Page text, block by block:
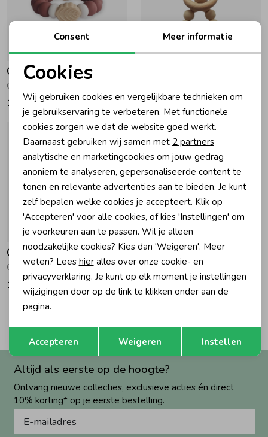
Zomeraccessoires
Kledingaccessoires
Leggings
Boxpakjes
Ondergoed
Regenkleding &-laarzen
Zomeraccessoires
Kledingaccessoires
Beenmode
Chewies and More
Cool Leaf Chewie Blush
14,95 19,95
Chewies and More
Chewie Clip Silicone Beads Ombre Rose
17,95
Chewies and More
Round & Lentil Sea Clip Sea
Altijd als eerste op de hoogte?
Ontvang nieuwe collecties, exclusieve acties én direct
10% korting* op je eerste bestelling.
Noodzakelijke cookies
Personalisatie cookies
Analytische cookies
Marketing cookies
Opslaan
Consent Meer informatie
Cookies
Wij gebruiken cookies en vergelijkbare technieken om
je gebruikservaring te verbeteren. Met functionele
cookies zorgen we dat de website goed werkt.
Daarnaast gebruiken wij samen met 2 partners
analytische en marketingcookies om jouw gedrag
anoniem te analyseren, gepersonaliseerde content te
tonen en relevante advertenties aan te bieden. Je kunt
zelf bepalen welke cookies je accepteert. Klik op
'Accepteren' voor alle cookies, of kies 'Instellingen' om
je voorkeuren aan te passen. Wil je alleen
noodzakelijke cookies? Kies dan 'Weigeren'. Meer
weten? Lees hieralles over onze cookie- en
privacyverklaring. Je kunt op elk moment je instellingen
wijzigingen door op de link te klikken onder aan de
pagina.
Accepteren Weigeren Instellen